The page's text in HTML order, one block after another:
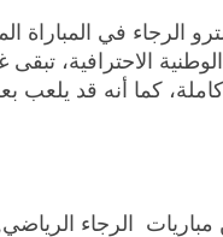
في المباراة
الاحترافية،
كما أنه قد يلعب